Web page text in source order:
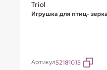
Triol
Игрушка для птиц-
Артикул52181015